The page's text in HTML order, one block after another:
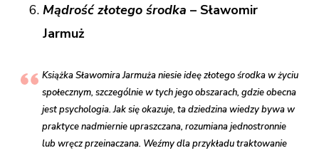
Mądrość złotego środka – Sławomir
Jarmuż
Książka Sławomira Jarmuża niesie ideę złotego środka w życiu
społecznym, szczególnie w tych jego obszarach, gdzie obecna
jest psychologia. Jak się okazuje, ta dziedzina wiedzy bywa w
praktyce nadmiernie upraszczana, rozumiana jednostronnie
lub wręcz przeinaczana. Weźmy dla przykładu traktowanie